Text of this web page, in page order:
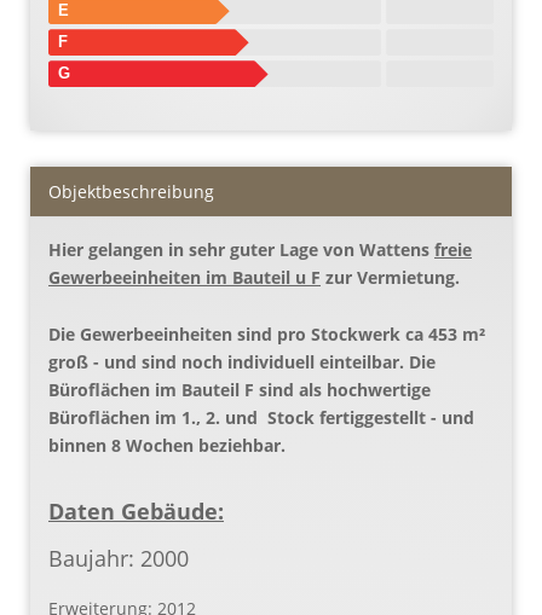
E
F
G
Objekt­beschreibung
Hier gelangen in sehr guter Lage von Wattens freie
Gewerbeeinheiten im Bauteil u F zur Vermietung.
Die Gewerbeeinheiten sind pro Stockwerk ca 453 m²
groß - und sind noch individuell einteilbar. Die
Büroflächen im Bauteil F sind als hochwertige
Büroflächen im 1., 2. und Stock fertiggestellt - und
binnen 8 Wochen beziehbar.
Daten Gebäude:
Baujahr: 2000
Erweiterung: 2012